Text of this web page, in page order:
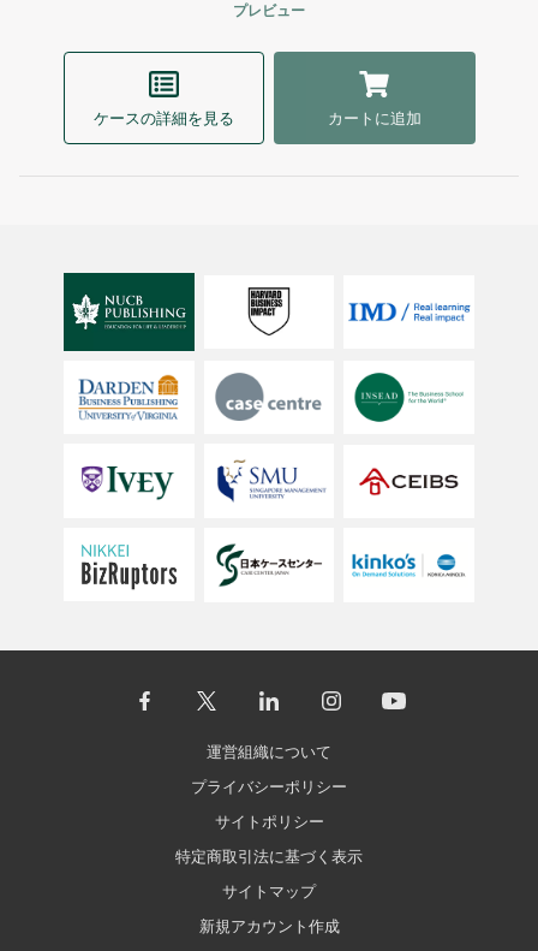
プレビュー
ケースの詳細を見る カートに追加
運営組織について
プライバシーポリシー
サイトポリシー
特定商取引法に基づく表示
サイトマップ
新規アカウント作成